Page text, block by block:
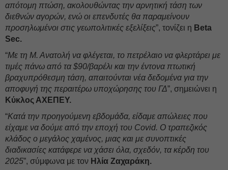
απότομη πτώση, ακολουθώντας την αρνητική τάση των
διεθνών αγορών, ενώ οι επενδυτές θα παραμείνουν
προσηλωμένοι στις γεωπολιτικές εξελίξεις”, τονίζει η Beta
Sec.
“Με τη Μ. Ανατολή να φλέγεται, το πετρέλαιο να φλερτάρει με
τιμές πάνω από τα $90/βαρέλι και την έντονα πτωτική
βραχυπρόθεσμη τάση, απαιτούνται νέα δεδομένα για την
αποφυγή της περαιτέρω υποχώρησης του ΓΔ”, σημειώνει η
Κύκλος ΑΧΕΠΕΥ.
“Κατά την προηγούμενη εβδομάδα, είδαμε απώλειες που
είχαμε να δούμε από την εποχή του Covid. Ο τραπεζικός
κλάδος ο μεγάλος χαμένος, μιας και με συνοπτικές
διαδικασίες κατάφερε να χάσει όλα, σχεδόν, τα κέρδη του
2025”, σύμφωνα με τον Ηλία Ζαχαράκη.